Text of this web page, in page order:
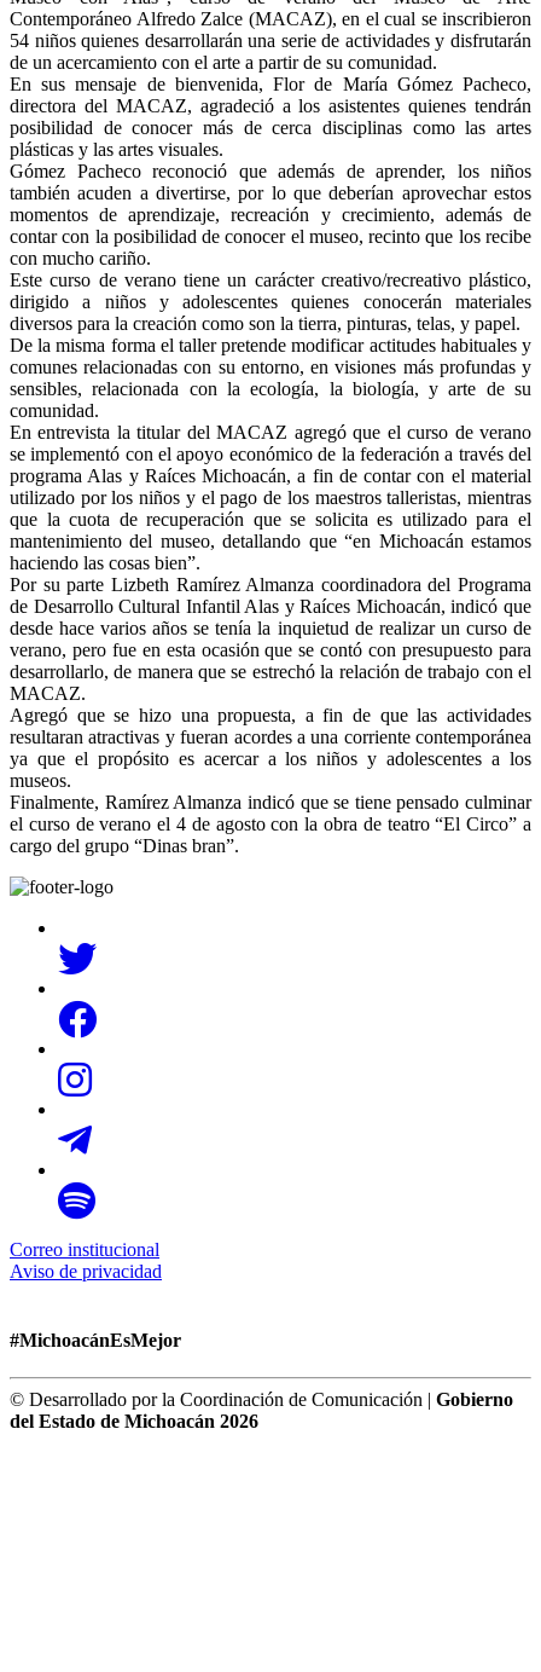
Contemporáneo Alfredo Zalce (MACAZ), en el cual se inscribieron
54 niños quienes desarrollarán una serie de actividades y disfrutarán
de un acercamiento con el arte a partir de su comunidad.
En sus mensaje de bienvenida, Flor de María Gómez Pacheco,
directora del MACAZ, agradeció a los asistentes quienes tendrán
posibilidad de conocer más de cerca disciplinas como las artes
plásticas y las artes visuales.
Gómez Pacheco reconoció que además de aprender, los niños
también acuden a divertirse, por lo que deberían aprovechar estos
momentos de aprendizaje, recreación y crecimiento, además de
contar con la posibilidad de conocer el museo, recinto que los recibe
con mucho cariño.
Este curso de verano tiene un carácter creativo/recreativo plástico,
dirigido a niños y adolescentes quienes conocerán materiales
diversos para la creación como son la tierra, pinturas, telas, y papel.
De la misma forma el taller pretende modificar actitudes habituales y
comunes relacionadas con su entorno, en visiones más profundas y
sensibles, relacionada con la ecología, la biología, y arte de su
comunidad.
En entrevista la titular del MACAZ agregó que el curso de verano
se implementó con el apoyo económico de la federación a través del
programa Alas y Raíces Michoacán, a fin de contar con el material
utilizado por los niños y el pago de los maestros talleristas, mientras
que la cuota de recuperación que se solicita es utilizado para el
mantenimiento del museo, detallando que “en Michoacán estamos
haciendo las cosas bien”.
Por su parte Lizbeth Ramírez Almanza coordinadora del Programa
de Desarrollo Cultural Infantil Alas y Raíces Michoacán, indicó que
desde hace varios años se tenía la inquietud de realizar un curso de
verano, pero fue en esta ocasión que se contó con presupuesto para
desarrollarlo, de manera que se estrechó la relación de trabajo con el
MACAZ.
Agregó que se hizo una propuesta, a fin de que las actividades
resultaran atractivas y fueran acordes a una corriente contemporánea
ya que el propósito es acercar a los niños y adolescentes a los
museos.
Finalmente, Ramírez Almanza indicó que se tiene pensado culminar
el curso de verano el 4 de agosto con la obra de teatro “El Circo” a
cargo del grupo “Dinas bran”.
Correo institucional
Aviso de privacidad
#MichoacánEsMejor
© Desarrollado por la Coordinación de Comunicación | Gobierno
del Estado de Michoacán 2026